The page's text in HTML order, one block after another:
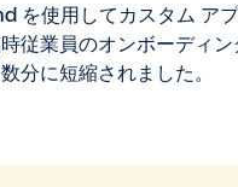
を使用してカスタム ア
従業員のオンボーディ
分に短縮されました。